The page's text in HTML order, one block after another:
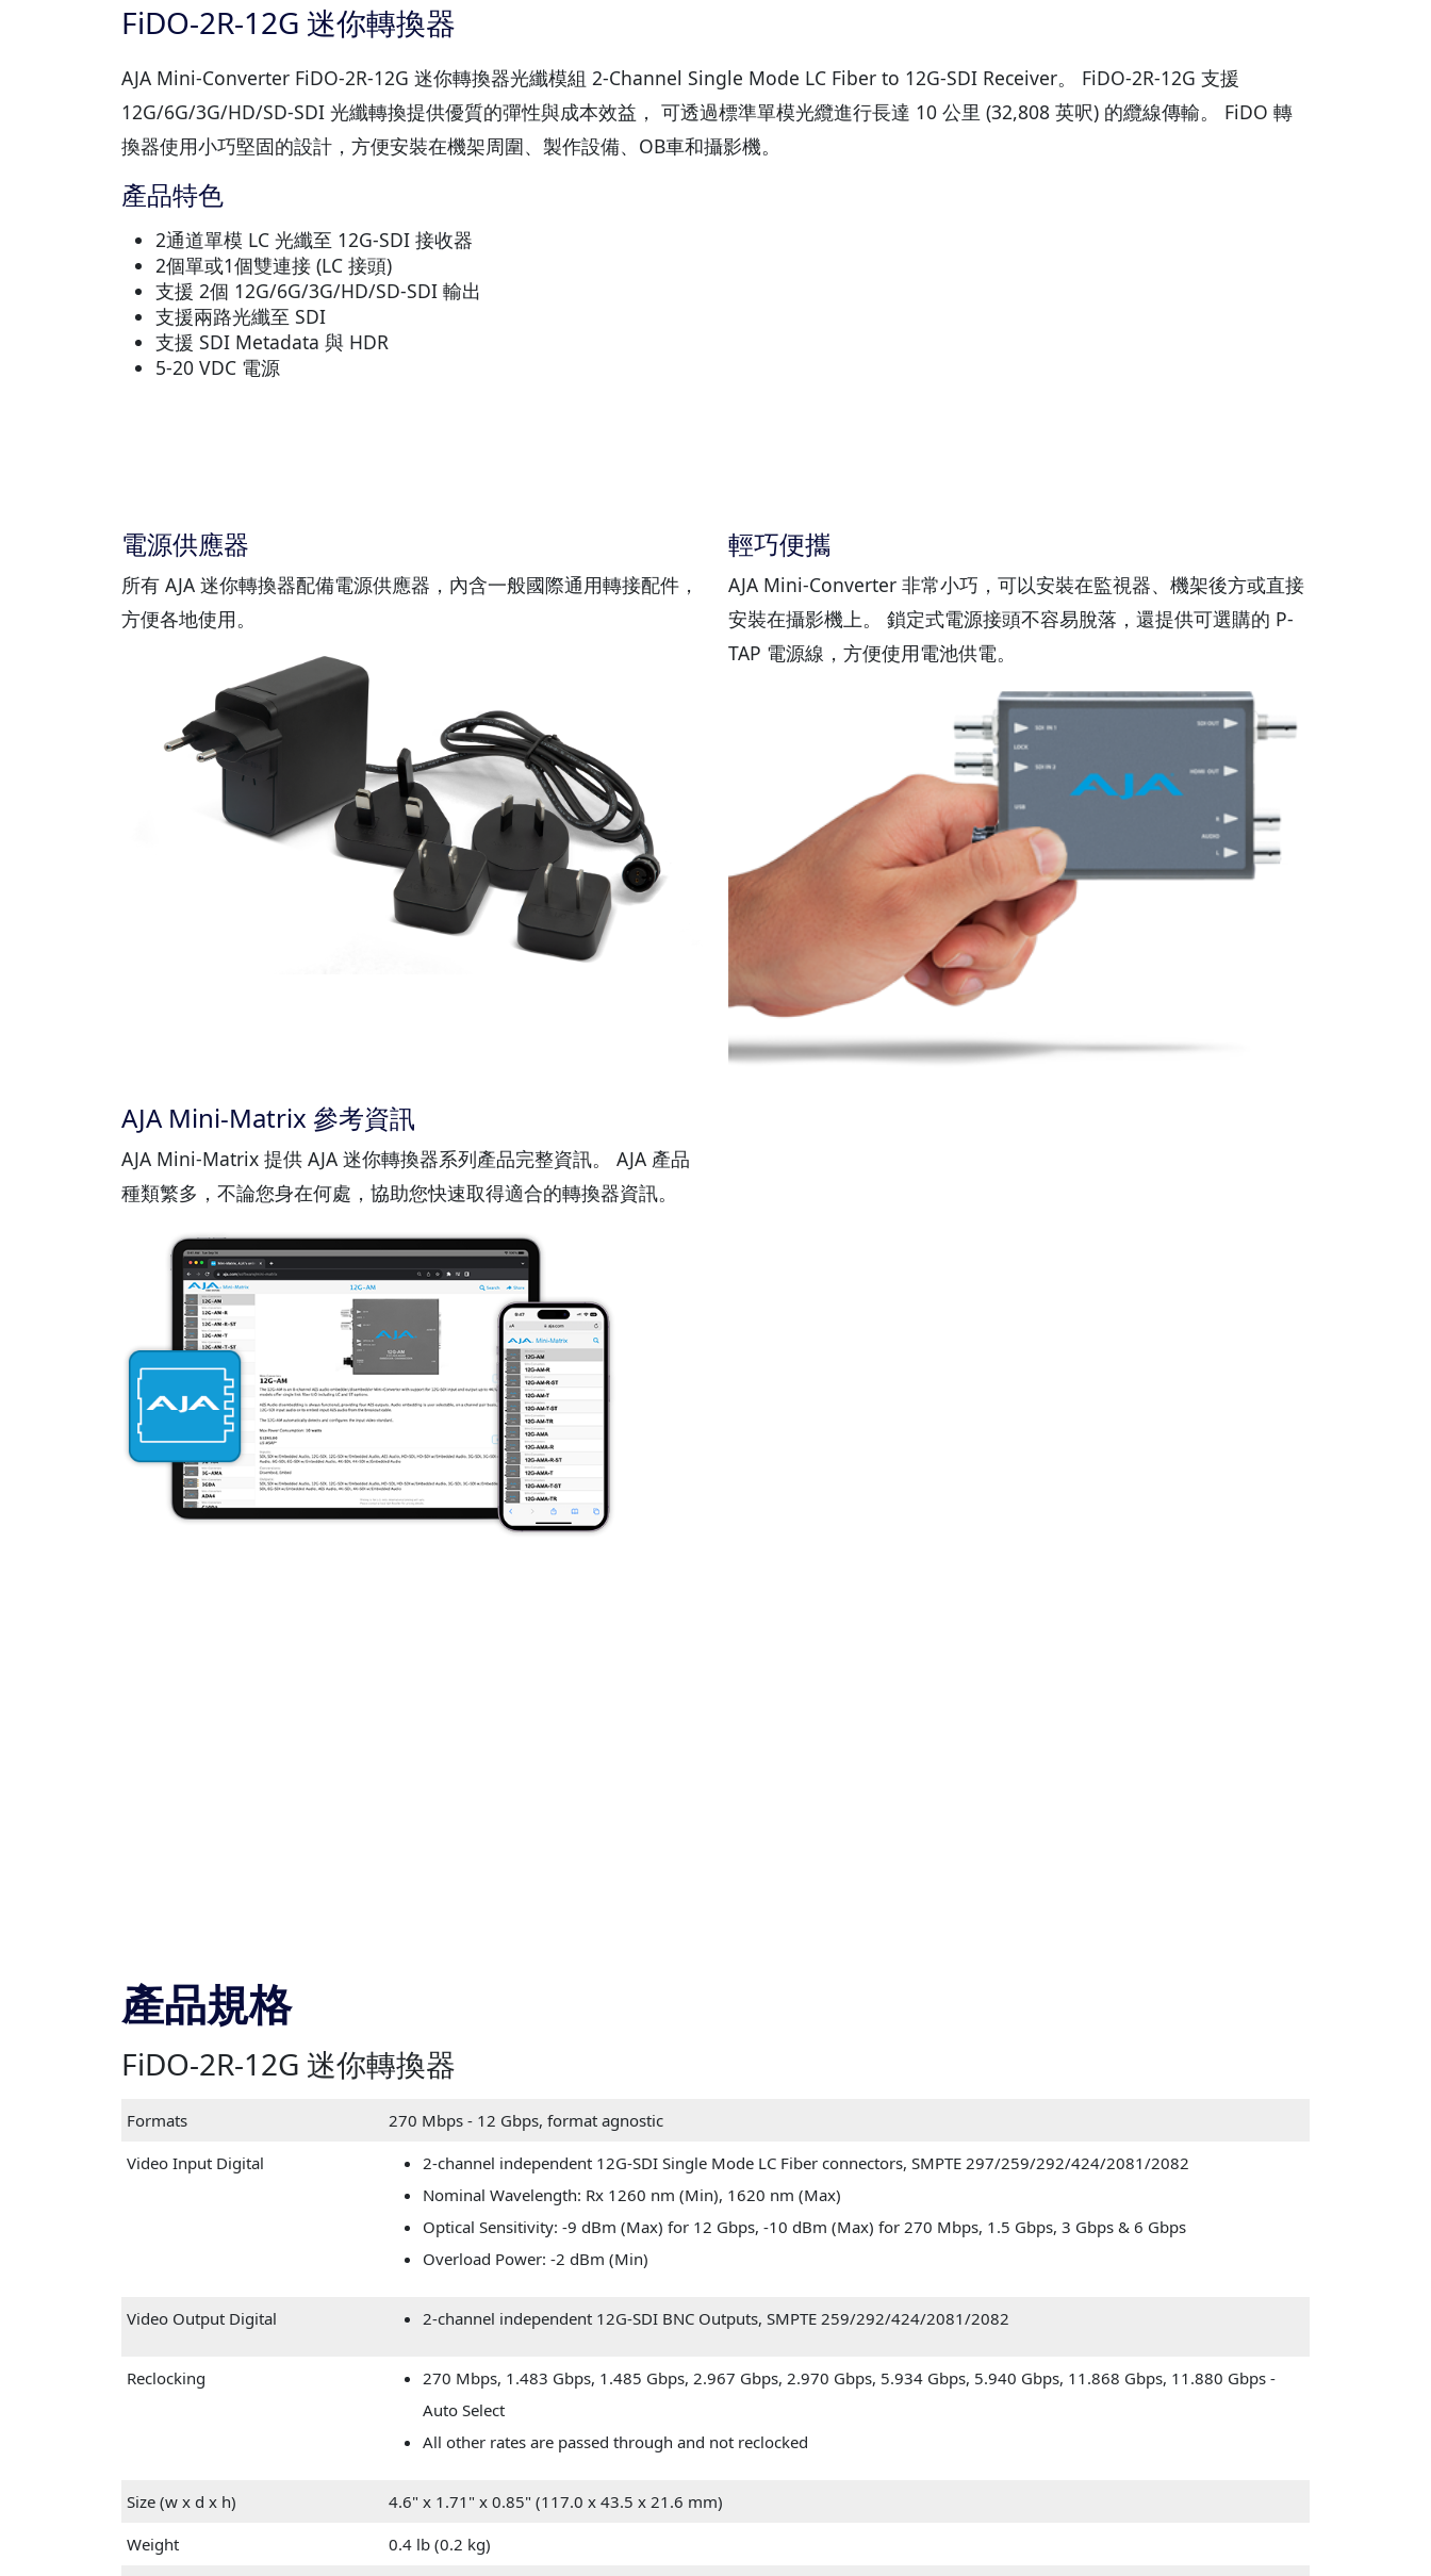
FiDO-2R-12G 迷你轉換器
AJA Mini-Converter FiDO-2R-12G 迷你轉換器光纖模組 2-Channel Single Mode LC Fiber to 12G-SDI Receiver。 FiDO-2R-12G 支援
12G/6G/3G/HD/SD-SDI 光纖轉換提供優質的彈性與成本效益， 可透過標準單模光纜進行長達 10 公里 (32,808 英呎) 的纜線傳輸。 FiDO 轉
換器使用小巧堅固的設計，方便安裝在機架周圍、製作設備、OB車和攝影機。
產品特色
2通道單模 LC 光纖至 12G-SDI 接收器
2個單或1個雙連接 (LC 接頭)
支援 2個 12G/6G/3G/HD/SD-SDI 輸出
支援兩路光纖至 SDI
支援 SDI Metadata 與 HDR
5-20 VDC 電源
電源供應器
所有 AJA 迷你轉換器配備電源供應器，內含一般國際通用轉接配件，
方便各地使用。
輕巧便攜
AJA Mini-Converter 非常小巧，可以安裝在監視器、機架後方或直接
安裝在攝影機上。 鎖定式電源接頭不容易脫落，還提供可選購的 P-
TAP 電源線，方便使用電池供電。
AJA Mini-Matrix 參考資訊
AJA Mini-Matrix 提供 AJA 迷你轉換器系列產品完整資訊。 AJA 產品
種類繁多，不論您身在何處，協助您快速取得適合的轉換器資訊。
產品規格
FiDO-2R-12G 迷你轉換器
Formats
270 Mbps - 12 Gbps, format agnostic
Video Input Digital
2-channel independent 12G-SDI Single Mode LC Fiber connectors, SMPTE 297/259/292/424/2081/2082
Nominal Wavelength: Rx 1260 nm (Min), 1620 nm (Max)
Optical Sensitivity: -9 dBm (Max) for 12 Gbps, -10 dBm (Max) for 270 Mbps, 1.5 Gbps, 3 Gbps & 6 Gbps
Overload Power: -2 dBm (Min)
Video Output Digital 2-channel independent 12G-SDI BNC Outputs, SMPTE 259/292/424/2081/2082
Reclocking
270 Mbps, 1.483 Gbps, 1.485 Gbps, 2.967 Gbps, 2.970 Gbps, 5.934 Gbps, 5.940 Gbps, 11.868 Gbps, 11.880 Gbps -
Auto Select
All other rates are passed through and not reclocked
Size (w x d x h)
4.6" x 1.71" x 0.85" (117.0 x 43.5 x 21.6 mm)
Weight
0.4 lb (0.2 kg)